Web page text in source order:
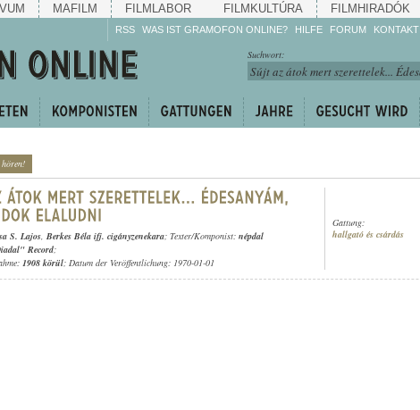
MAFILM FILMLABOR FILMKULTÚRA FILMHIRADÓK
RSS WAS IST GRAMOFON ONLINE? HILFE
Machen Sie mit!
Reden Sie mit!
weiter!
FORUM KONTAKT
Suchwort:
S. Lajos, Berkes Béla ifj. cigányzenekara; Texter/Komponist: népdal
Record;
1908 körül; Datum der Veröffentlichung: 1970-01-01
Gattung:
hallgató és csárdás